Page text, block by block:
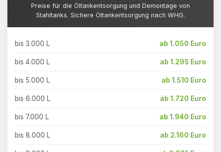
Preise für die Öltankentsorgung und Demontage von
Stahltanks. Sichere Öltankentsorgung nach WHG.
bis 3.000 L ab 1.050 Euro
bis 4.000 L ab 1.295 Euro
bis 5.000 L ab 1.510 Euro
bis 6.000 L ab 1.720 Euro
bis 7.000 L ab 1.940 Euro
bis 8.000 L ab 2.160 Euro